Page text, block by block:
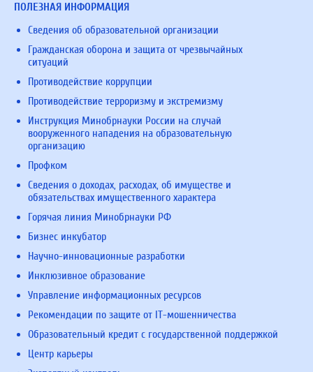
ПОЛЕЗНАЯ ИНФОРМАЦИЯ
Сведения об образовательной организации
Гражданская оборона и защита от чрезвычайных
ситуаций
Противодействие коррупции
Противодействие терроризму и экстремизму
Инструкция Минобрнауки России на случай
вооруженного нападения на образовательную
организацию
Профком
Сведения о доходах, расходах, об имуществе и
обязательствах имущественного характера
Горячая линия Минобрнауки РФ
Бизнес инкубатор
Научно-инновационные разработки
Инклюзивное образование
Управление информационных ресурсов
Рекомендации по защите от IT-мошенничества
Образовательный кредит с государственной поддержкой
Центр карьеры